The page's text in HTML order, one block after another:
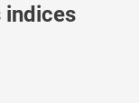
indices